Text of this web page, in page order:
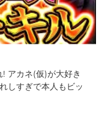
アカネ(仮)が大好き
しすぎで本人もビッ